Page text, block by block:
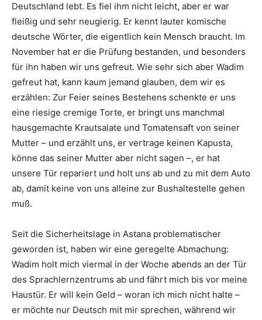
Deutschland lebt. Es fiel ihm nicht leicht, aber er war
fleißig und sehr neugierig. Er kennt lauter komische
deutsche Wörter, die eigentlich kein Mensch braucht. Im
November hat er die Prüfung bestanden, und besonders
für ihn haben wir uns gefreut. Wie sehr sich aber Wadim
gefreut hat, kann kaum jemand glauben, dem wir es
erzählen: Zur Feier seines Bestehens schenkte er uns
eine riesige cremige Torte, er bringt uns manchmal
hausgemachte Krautsalate und Tomatensaft von seiner
Mutter – und erzählt uns, er vertrage keinen Kapusta,
könne das seiner Mutter aber nicht sagen –, er hat
unsere Tür repariert und holt uns ab und zu mit dem Auto
ab, damit keine von uns alleine zur Bushaltestelle gehen
muß.
Seit die Sicherheitslage in Astana problematischer
geworden ist, haben wir eine geregelte Abmachung:
Wadim holt mich viermal in der Woche abends an der Tür
des Sprachlernzentrums ab und fährt mich bis vor meine
Haustür. Er will kein Geld – woran ich mich nicht halte –
er möchte nur Deutsch mit mir sprechen, während wir